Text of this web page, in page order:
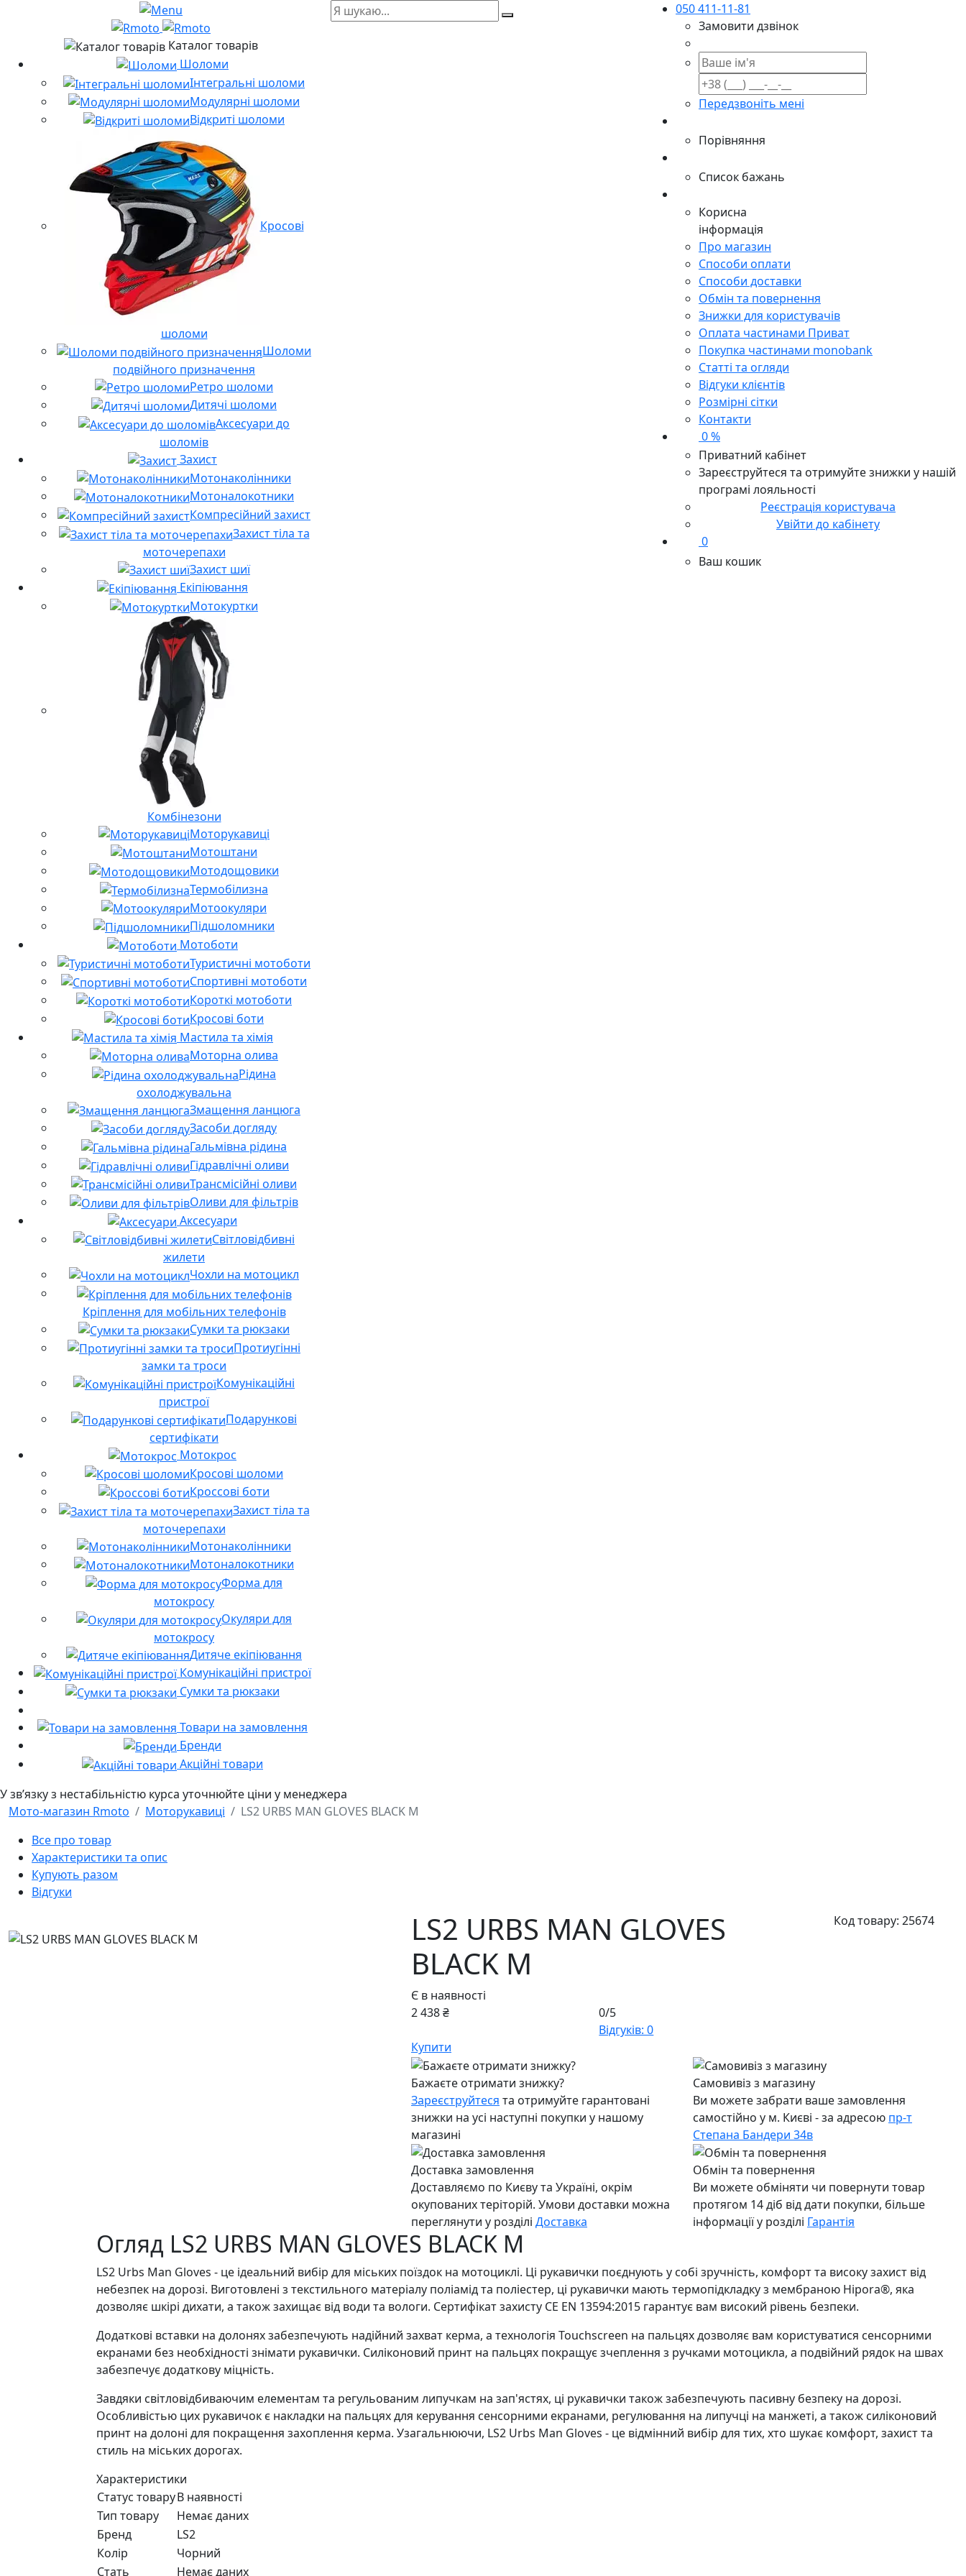
Каталог товарів
Шоломи
Інтегральні шоломи
Модулярні шоломи
Відкриті шоломи
Кросові
шоломи
Шоломи
подвійного призначення
Ретро шоломи
Дитячі шоломи
Аксесуари до
шоломів
Захист
Мотонаколінники
Мотоналокотники
Компресійний захист
Захист тіла та
моточерепахи
Захист шиї
Екіпіювання
Мотокуртки
Комбінезони
Моторукавиці
Мотоштани
Мотодощовики
Термобілизна
Мотоокуляри
Підшоломники
Мотоботи
Туристичні мотоботи
Спортивні мотоботи
Короткі мотоботи
Кросові боти
Мастила та хімія
Моторна олива
Рідина
охолоджувальна
Змащення ланцюга
Засоби догляду
Гальмівна рідина
Гідравлічні оливи
Трансмісійні оливи
Оливи для фільтрів
Аксесуари
Світловідбивні
жилети
Чохли на мотоцикл
Кріплення для мобільних телефонів
Сумки та рюкзаки
Протиугінні
замки та троси
Комунікаційні
пристрої
Подарункові
сертифікати
Мотокрос
Кросові шоломи
Кроссові боти
Захист тіла та
моточерепахи
Мотонаколінники
Мотоналокотники
Форма для
мотокросу
Окуляри для
мотокросу
Дитяче екіпіювання
Комунікаційні пристрої
Сумки та рюкзаки
Товари на замовлення
Бренди
Акційні товари
050 411-11-81
Замовити дзвінок
Передзвоніть мені
Порівняння
Список бажань
Корисна
інформація
Про магазин
Способи оплати
Способи доставки
Обмін та повернення
Знижки для користувачів
Оплата частинами Приват
Покупка частинами monobank
Статті та огляди
Відгуки клієнтів
Розмірні сітки
Контакти
0 %
Приватний кабінет
Зареєструйтеся та отримуйте знижки у нашій
програмі лояльності
Реєстрація користувача
Увійти до кабінету
0
Ваш кошик
У звʼязку з нестабільністю курса уточнюйте ціни у менеджера
Мото-магазин Rmoto
Моторукавиці
LS2 URBS MAN GLOVES BLACK M
Все про товар
Характеристики та опис
Купують разом
Відгуки
LS2 URBS MAN GLOVES
BLACK M
Є в наявності
Код товару: 25674
2 438 ₴
0/5
Відгуків: 0
Купити
Бажаєте отримати знижку?
Зареєструйтеся та отримуйте гарантовані
знижки на усі наступні покупки у нашому
магазині
Самовивіз з магазину
Ви можете забрати ваше замовлення
самостійно у м. Києві - за адресою пр-т
Степана Бандери 34в
Доставка замовлення
Доставляємо по Києву та Україні, окрім
окупованих теріторій. Умови доставки можна
переглянути у розділі Доставка
Обмін та повернення
Ви можете обміняти чи повернути товар
протягом 14 діб від дати покупки, більше
інформації у розділі Гарантія
Огляд LS2 URBS MAN GLOVES BLACK M
LS2 Urbs Man Gloves - це ідеальний вибір для міських поїздок на мотоциклі. Ці рукавички поєднують у собі зручність, комфорт та високу захист від
небезпек на дорозі. Виготовлені з текстильного матеріалу поліамід та поліестер, ці рукавички мають термопідкладку з мембраною Hipora®, яка
дозволяє шкірі дихати, а також захищає від води та вологи. Сертифікат захисту CE EN 13594:2015 гарантує вам високий рівень безпеки.
Додаткові вставки на долонях забезпечують надійний захват керма, а технологія Touchscreen на пальцях дозволяє вам користуватися сенсорними
екранами без необхідності знімати рукавички. Силіконовий принт на пальцях покращує зчеплення з ручками мотоцикла, а подвійний рядок на швах
забезпечує додаткову міцність.
Завдяки світловідбиваючим елементам та регульованим липучкам на зап'ястях, ці рукавички також забезпечують пасивну безпеку на дорозі.
Особливістью цих рукавичок є накладки на пальцях для керування сенсорними екранами, регулювання на липучці на манжеті, а також силіконовий
принт на долоні для покращення захоплення керма. Узагальнюючи, LS2 Urbs Man Gloves - це відмінний вибір для тих, хто шукає комфорт, захист та
стиль на міських дорогах.
Характеристики
Статус товаруВ наявності
Тип товару
Немає даних
Бренд
LS2
Колір
Чорний
Стать
Немає даних